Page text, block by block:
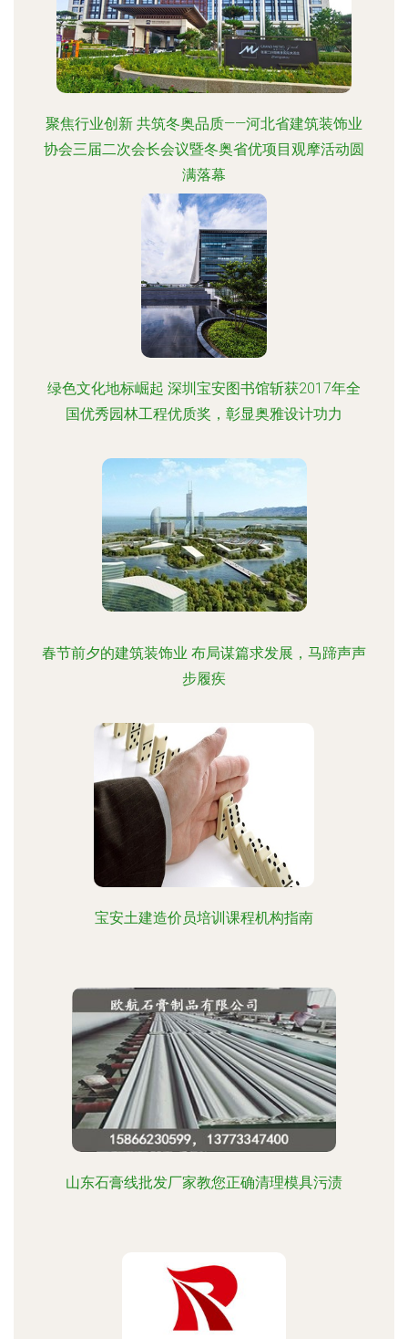
聚焦行业创新 共筑冬奥品质——河北省建筑装饰业
协会三届二次会长会议暨冬奥省优项目观摩活动圆
满落幕
绿色文化地标崛起 深圳宝安图书馆斩获2017年全
国优秀园林工程优质奖，彰显奥雅设计功力
春节前夕的建筑装饰业 布局谋篇求发展，马蹄声声
步履疾
宝安土建造价员培训课程机构指南
山东石膏线批发厂家教您正确清理模具污渍